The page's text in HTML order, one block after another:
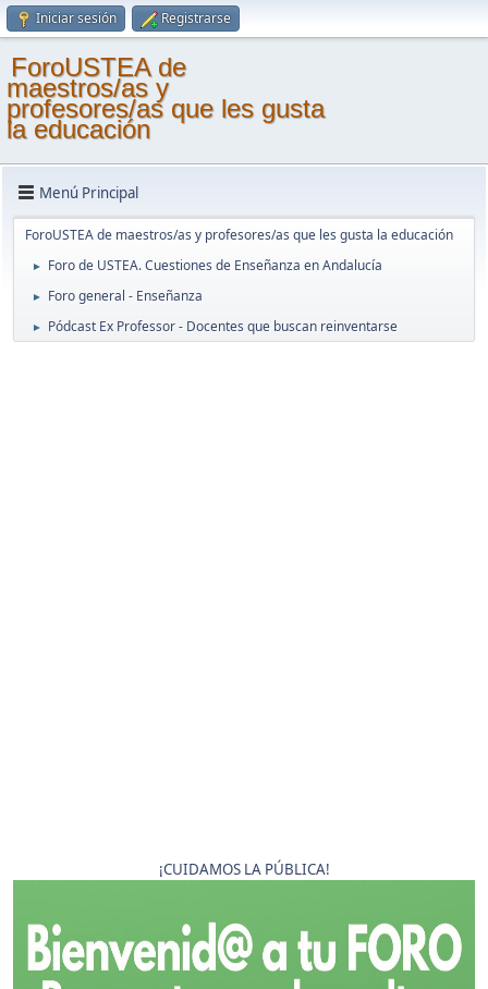
Iniciar sesión Registrarse
ForoUSTEA de
maestros/as y
profesores/as que les gusta
la educación
Menú Principal
ForoUSTEA de maestros/as y profesores/as que les gusta la educación
► Foro de USTEA. Cuestiones de Enseñanza en Andalucía
► Foro general - Enseñanza
► Pódcast Ex Professor - Docentes que buscan reinventarse
¡CUIDAMOS LA PÚBLICA!